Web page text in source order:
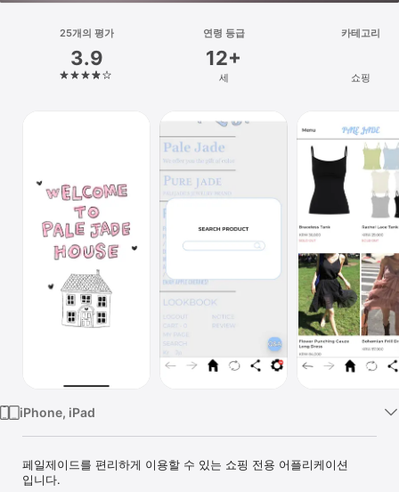
검색
iPhone
Watch
TV
25개의 평가
3.9
연령 등급
12+
세
카테고리
쇼핑
iPhone, iPad
페일제이드를 편리하게 이용할 수 있는 쇼핑 전용 어플리케이션
입니다.